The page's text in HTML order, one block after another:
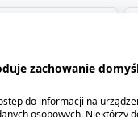
zachowanie
do informacji na
osobowych. Niektórzy